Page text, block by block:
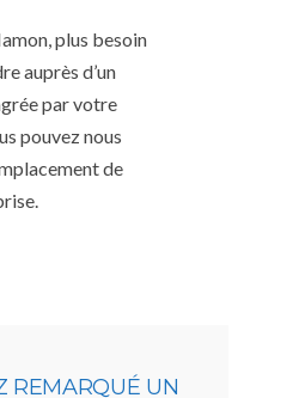
plus besoin
auprès d’un
par votre
pouvez nous
de
REMARQUÉ UN